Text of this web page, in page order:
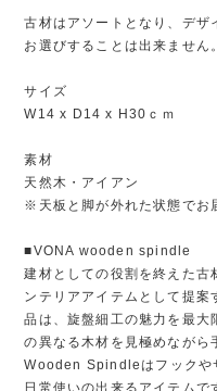
古材はアソートとなり、デザ
お選びすることは出来ません
サイズ
W14 x D14 x H30ｃｍ
素材
天然木・アイアン
※天板と脚が外れた状態でお
■VONA wooden spindle
建材としての役割を終えた古
ンテリアアイテムとして提
品は、旋盤細工の魅力を最大
の異なる木材を見極めなが
Wooden Spindleはフックや
日常使いの出来るアイテムで